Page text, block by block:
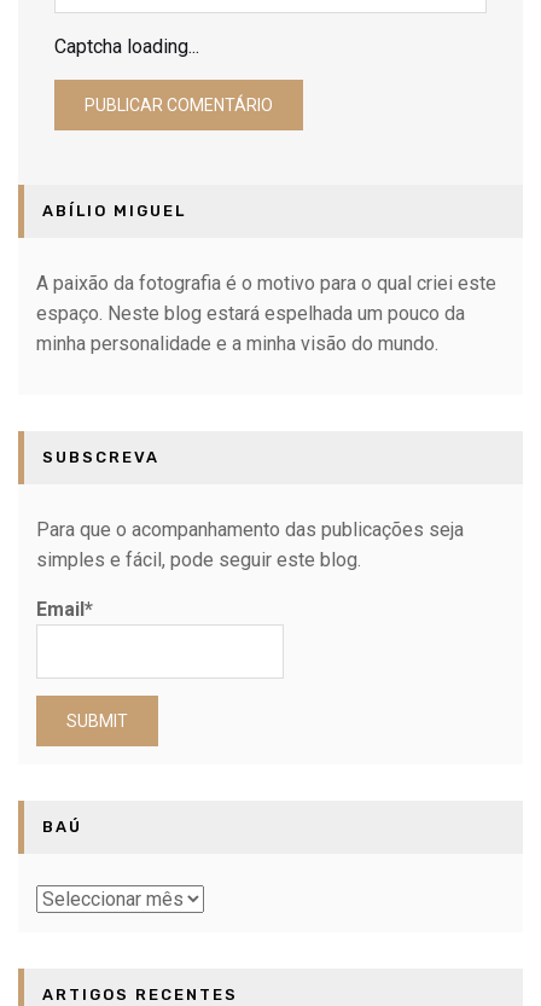
Captcha loading...
ABÍLIO MIGUEL
A paixão da fotografia é o motivo para o qual criei este
espaço. Neste blog estará espelhada um pouco da
minha personalidade e a minha visão do mundo.
SUBSCREVA
Para que o acompanhamento das publicações seja
simples e fácil, pode seguir este blog.
Email*
BAÚ
Baú
ARTIGOS RECENTES